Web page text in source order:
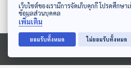
ดาวน์โหลด Thai PBS Podcast Application
Ⓒ 2020 องค์การกระจายเสียงและแพร่ภาพสาธารณะแห่งประเท
EP. 584: อยากได้ใจ
พนักงานยุคใหม่ เรื่องไหนที่
องค์กรต้องปรับตัว
เศรษฐกิจติดบ้าน
EP.
ช่อง
เศร
เว็บไซต์ของเรามีการจัดเก็บคุกกี้ โปรดศึกษ
ข้อมูลส่วนบุคคล
เพิ่มเติม
ยอมรับทั้งหมด ไม่ยอมรับทั้งหมด